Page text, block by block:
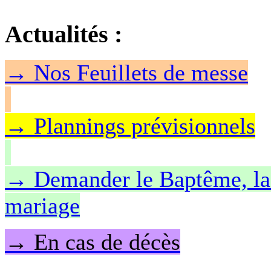
Actualités :
→ Nos Feuillets de messe
→ Plannings prévisionnels
→ Demander le Baptême,
mariage
→ En cas de décès